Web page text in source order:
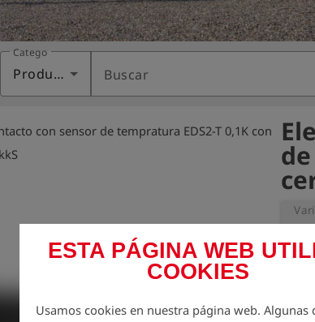
ESTA PÁGINA WEB
COOKIES
Usamos cookies en nuestra página web. Algunas
Categoría
Productos Buscar
con sensor de tempratura EDS2-T 0,1K con